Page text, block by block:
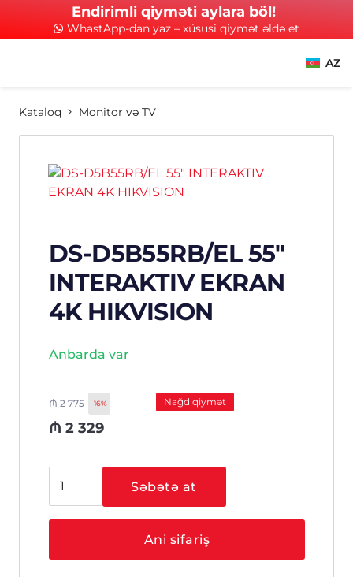
Endirimli qiyməti aylara böl!
WhastApp-dan yaz – xüsusi qiymət əldə et
AZ
Kataloq Monitor və TV
DS-D5B55RB/EL 55″
INTERAKTIV EKRAN
4K HIKVISION
Anbarda var
₼2 775 -16%
₼ 2 329
Nağd qiymət
D5B55RB/EL
Səbətə at
Ani sifariş